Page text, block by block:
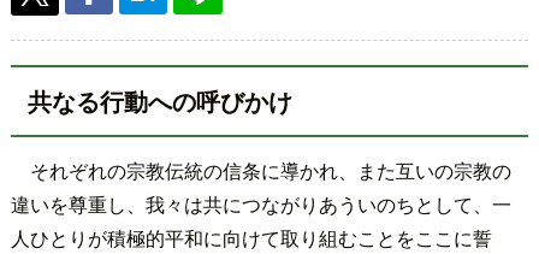
共なる行動への呼びかけ
それぞれの宗教伝統の信条に導かれ、また互いの宗教の
違いを尊重し、我々は共につながりあういのちとして、一
人ひとりが積極的平和に向けて取り組むことをここに誓